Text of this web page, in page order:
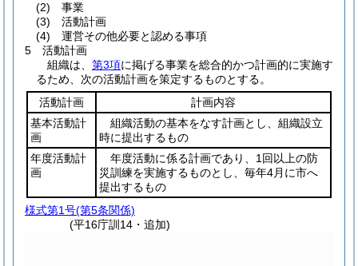
(2) 事業
(3) 活動計画
(4) 運営その他必要と認める事項
5 活動計画
組織は、 第3項に掲げる事業を総合的かつ計画的に実施す
るため、次の活動計画を策定するものとする。
活動計画
計画内容
基本活動計
画
組織活動の基本をなす計画とし、組織設立
時に提出するもの
年度活動計
画
年度活動に係る計画であり、1回以上の防
災訓練を実施するものとし、毎年4月に市へ
提出するもの
様式第1号(第5条関係)
(平16庁訓14・追加)